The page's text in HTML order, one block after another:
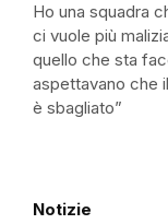
Ho una squadra
ci vuole più
quello che sta
aspettavano che
è sbagliato”
Notizie